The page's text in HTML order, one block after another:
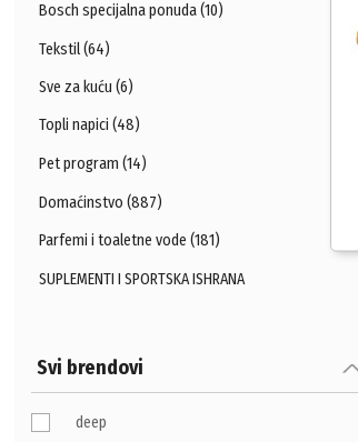
Bosch specijalna ponuda (10)
Tekstil (64)
Sve za kuću (6)
Topli napici (48)
Pet program (14)
Domaćinstvo (887)
Parfemi i toaletne vode (181)
SUPLEMENTI I SPORTSKA ISHRANA
Svi brendovi
deep